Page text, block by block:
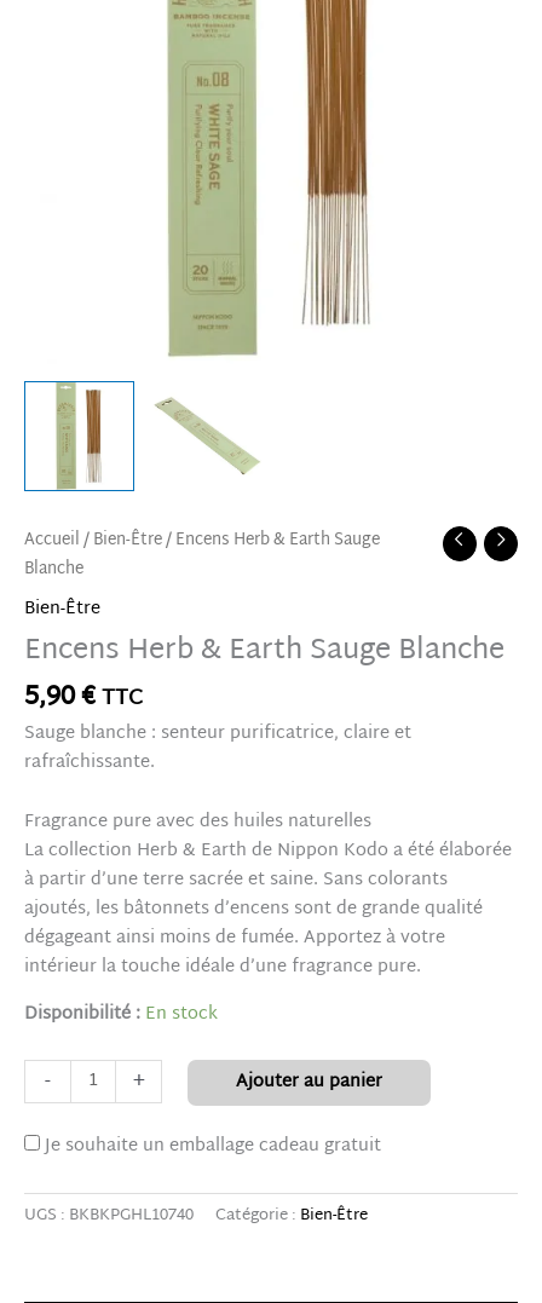
Accueil/Bien-Être/ Encens Herb & Earth Sauge
Blanche
Bien-Être
Encens Herb & Earth Sauge Blanche
5,90€TTC
Sauge blanche : senteur purificatrice, claire et
rafraîchissante.
Fragrance pure avec des huiles naturelles
La collection Herb & Earth de Nippon Kodo a été élaborée
à partir d’une terre sacrée et saine. Sans colorants
ajoutés, les bâtonnets d’encens sont de grande qualité
dégageant ainsi moins de fumée. Apportez à votre
intérieur la touche idéale d’une fragrance pure.
Disponibilité :En stock
- +
Ajouter au panier
Je souhaite un emballage cadeau gratuit
UGS : BKBKPGHL10740 Catégorie : Bien-Être